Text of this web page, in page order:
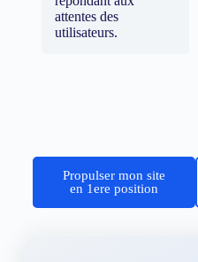
attentes des
utilisateurs.
Propulser mon site
en 1ere position